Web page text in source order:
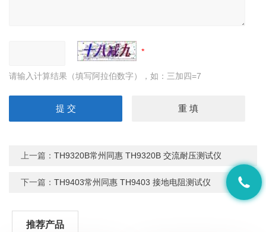
请输入计算结果（填写阿拉伯数字），如：三加四=7
上一篇：TH9320B常州同惠 TH9320B 交流耐压测试仪
下一篇：TH9403常州同惠 TH9403 接地电阻测试仪
推荐产品